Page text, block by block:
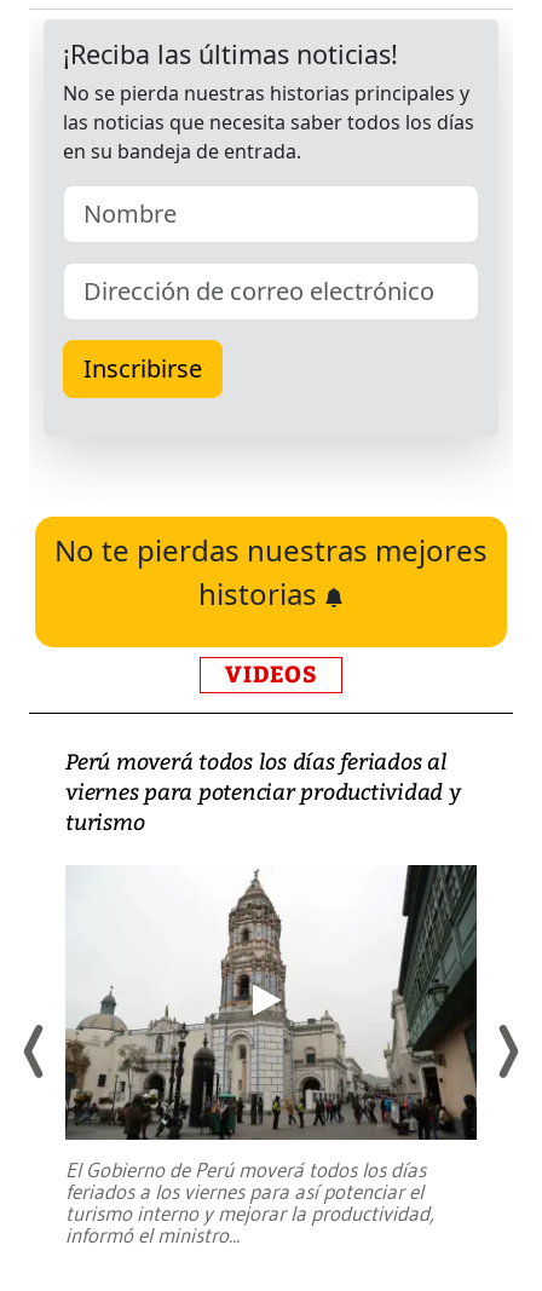
No te pierdas nuestras mejores
historias
VIDEOS
Perú moverá todos los días feriados al
viernes para potenciar productividad y
turismo
El Gobierno de Perú moverá todos los días
feriados a los viernes para así potenciar el
turismo interno y mejorar la productividad,
informó el ministro...